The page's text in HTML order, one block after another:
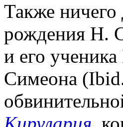
Также ничего
рождения Н.
и его
Симеона